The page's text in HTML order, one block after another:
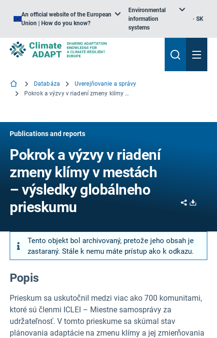
An official website of the European
Union | How do you know?
Environmental
information
systems
SK
Databáza
Uverejňovanie a správy
Pokrok a výzvy v riadení zmeny klímy v mestách – výsledky globálneho prieskumu
Publications and reports
Pokrok a výzvy v riadení
zmeny klímy v mestách
– výsledky globálneho
prieskumu
Share
Tento objekt bol archivovaný, pretože jeho obsah je
zastaraný. Stále k nemu máte prístup ako k odkazu.
Popis
Prieskum sa uskutočnil medzi viac ako 700 komunitami,
ktoré sú členmi ICLEI – Miestne samosprávy za
udržateľnosť. V tomto prieskume sa skúmal stav
plánovania adaptácie na zmenu klímy a jej zmierňovania